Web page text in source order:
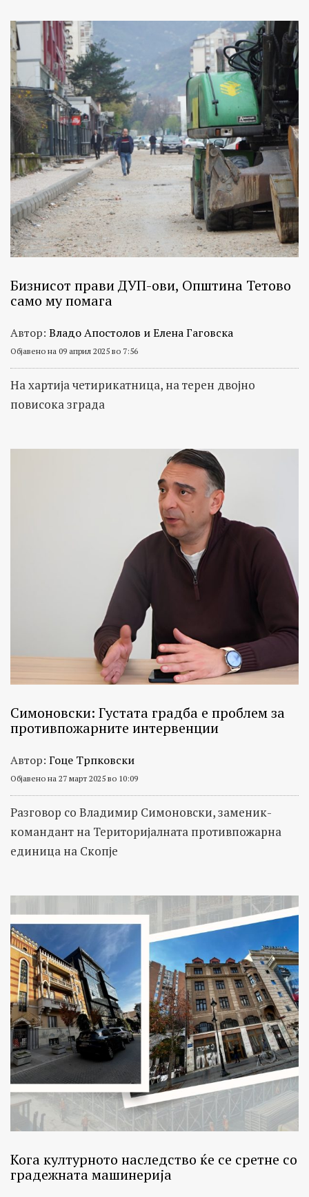
Бизнисот прави ДУП-ови, Општина Тетово
само му помага
Автор: Владо Апостолов и Елена Гаговска
Објавено на 09 април 2025 во 7:56
На хартија четирикатница, на терен двојно
повисока зграда
Симоновски: Густата градба е проблем за
противпожарните интервенции
Автор: Гоце Трпковски
Објавено на 27 март 2025 во 10:09
Разговор со Владимир Симоновски, заменик-
командант на Територијалната противпожарна
единица на Скопје
Кога културното наследство ќе се сретне со
градежната машинерија